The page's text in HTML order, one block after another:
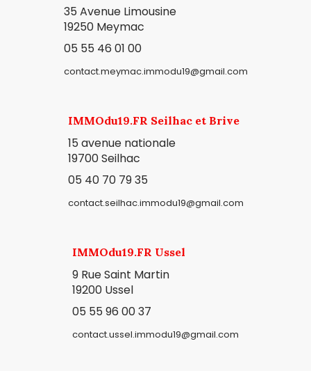
35 Avenue Limousine
19250 Meymac
05 55 46 01 00
contact.meymac.immodu19@gmail.com
IMMOdu19.FR Seilhac et Brive
15 avenue nationale
19700 Seilhac
05 40 70 79 35
contact.seilhac.immodu19@gmail.com
IMMOdu19.FR Ussel
9 Rue Saint Martin
19200 Ussel
05 55 96 00 37
contact.ussel.immodu19@gmail.com